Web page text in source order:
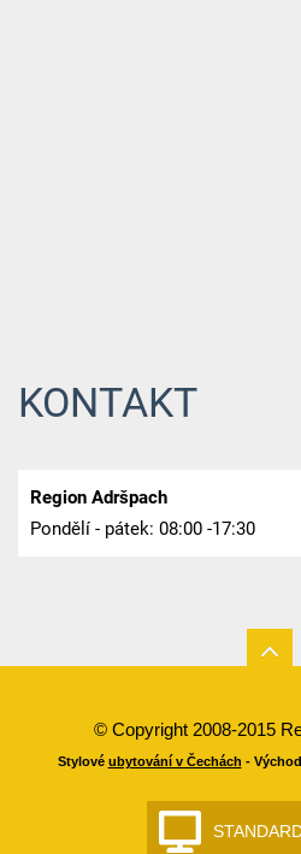
KONTAKT
Region Adršpach
Pondělí - pátek: 08:00 -17:30
© Copyright 2008-2015
Stylové ubytování v Čechách -